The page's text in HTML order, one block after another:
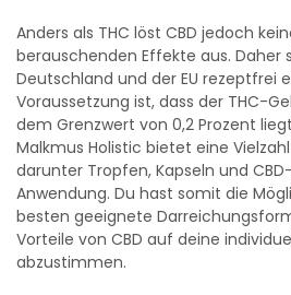
Anders als THC löst CBD jedoch
berauschenden Effekte aus. Daher
Deutschland und der EU rezeptfrei
Voraussetzung ist, dass der THC-
dem Grenzwert von 0,2 Prozent
Malkmus Holistic bietet eine
darunter Tropfen, Kapseln und
Anwendung. Du hast somit die
besten geeignete
Vorteile von CBD auf deine
abzustimmen.